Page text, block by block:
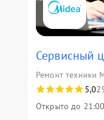
Сервисный
Ремонт техники
5,0
Открыто до 21:00